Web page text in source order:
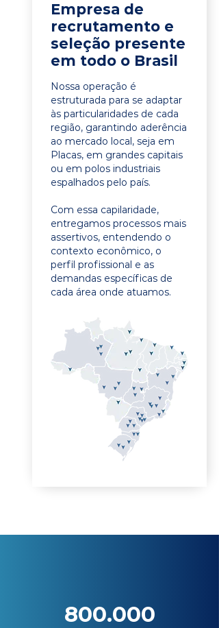
Empresa de
recrutamento e
seleção presente
em todo o Brasil
Nossa operação é
estruturada para se adaptar
às particularidades de cada
região, garantindo aderência
ao mercado local, seja em
Placas, em grandes capitais
ou em polos industriais
espalhados pelo país.
Com essa capilaridade,
entregamos processos mais
assertivos, entendendo o
contexto econômico, o
perfil profissional e as
demandas específicas de
cada área onde atuamos.
800.000